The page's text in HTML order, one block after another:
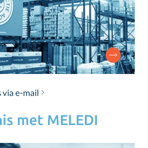
via e-mail
met MELEDI